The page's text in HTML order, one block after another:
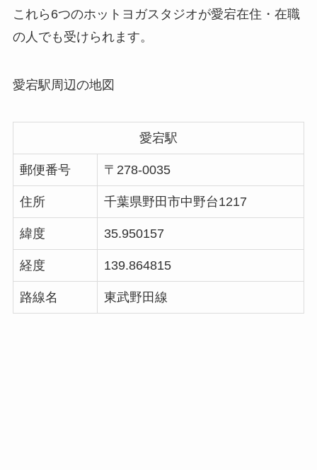
これら6つのホットヨガスタジオが愛宕在住・在職
の人でも受けられます。
愛宕駅周辺の地図
愛宕駅
郵便番号 〒278-0035
住所 千葉県野田市中野台1217
緯度 35.950157
経度 139.864815
路線名 東武野田線